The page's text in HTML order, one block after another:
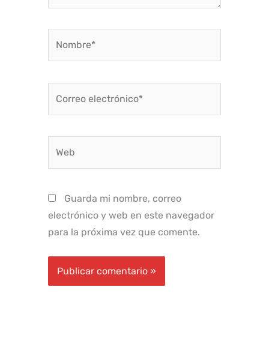
Guarda mi nombre, correo
electrónico y web en este navegador
para la próxima vez que comente.